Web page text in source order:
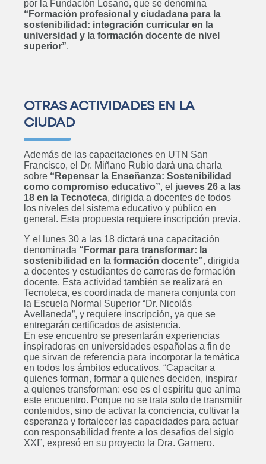
por la Fundación Losano, que se denomina
“Formación profesional y ciudadana para la
sostenibilidad: integración curricular en la
universidad y la formación docente de nivel
superior”.
OTRAS ACTIVIDADES EN LA
CIUDAD
Además de las capacitaciones en UTN San
Francisco, el Dr. Miñano Rubio dará una charla
sobre “Repensar la Enseñanza: Sostenibilidad
como compromiso educativo”, el jueves 26 a las
18 en la Tecnoteca, dirigida a docentes de todos
los niveles del sistema educativo y público en
general. Esta propuesta requiere inscripción previa.
Y el lunes 30 a las 18 dictará una capacitación
denominada “Formar para transformar: la
sostenibilidad en la formación docente”, dirigida
a docentes y estudiantes de carreras de formación
docente. Esta actividad también se realizará en
Tecnoteca, es coordinada de manera conjunta con
la Escuela Normal Superior “Dr. Nicolás
Avellaneda”, y requiere inscripción, ya que se
entregarán certificados de asistencia.
En ese encuentro se presentarán experiencias
inspiradoras en universidades españolas a fin de
que sirvan de referencia para incorporar la temática
en todos los ámbitos educativos. “Capacitar a
quienes forman, formar a quienes deciden, inspirar
a quienes transforman: ese es el espíritu que anima
este encuentro. Porque no se trata solo de transmitir
contenidos, sino de activar la conciencia, cultivar la
esperanza y fortalecer las capacidades para actuar
con responsabilidad frente a los desafíos del siglo
XXI”, expresó en su proyecto la Dra. Garnero.